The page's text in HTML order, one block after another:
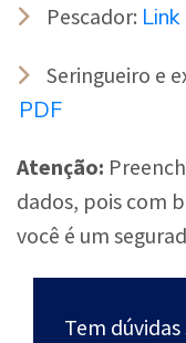
Pescador:
Seringueiro e
PDF
Atenção:
dados, pois com
você é um
Tem